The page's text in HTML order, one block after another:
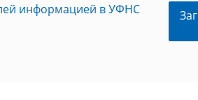
информацией в УФНС